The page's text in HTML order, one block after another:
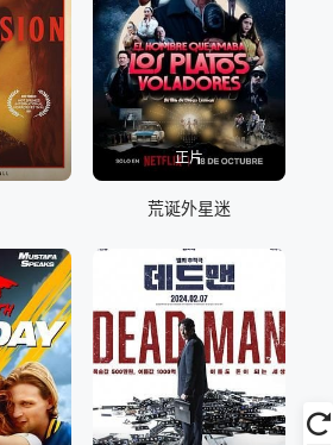
正片
荒诞外星迷